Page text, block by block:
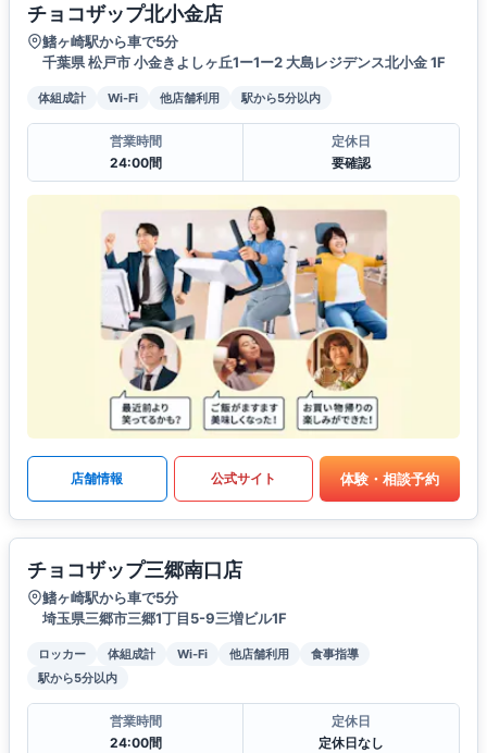
チョコザップ北小金店
鰭ヶ崎駅から車で5分
千葉県 松戸市 小金きよしヶ丘1ー1ー2 大島レジデンス北小金 1F
体組成計 Wi-Fi 他店舗利用 駅から5分以内
営業時間
24:00間
定休日
要確認
店舗情報 公式サイト 体験・相談予約
チョコザップ三郷南口店
鰭ヶ崎駅から車で5分
埼玉県三郷市三郷1丁目5-9三増ビル1F
ロッカー 体組成計 Wi-Fi 他店舗利用
食事指導
駅から5分以内
営業時間
24:00間
定休日
定休日なし